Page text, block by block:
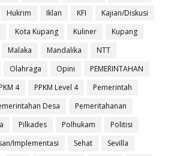
Hukrim Iklan KFI
Kajian/Diskusi
Kota Kupang Kuliner
Kupang
Malaka Mandalika
NTT
Olahraga Opini
PEMERINTAHAN
4 PPKM Level 4
Pemerintah
Desa
Pemeritahanan
Pilkades Polhukam
Politisi
Implementasi Sehat
Sevilla